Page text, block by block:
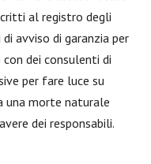
al registro degli
avviso di garanzia per
dei consulenti di
per fare luce su
una morte naturale
dei responsabili.